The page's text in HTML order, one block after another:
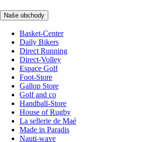
Naše obchody
Basket-Center
Daily Bikers
Direct Running
Direct-Volley
Espace Golf
Foot-Store
Gallop Store
Golf and co
Handball-Store
House of Rugby
La sellerie de Maé
Made in Paradis
Nauti-wave